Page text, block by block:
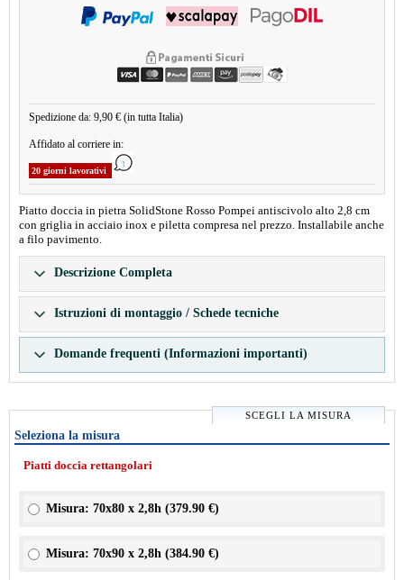
Spedizione da: 9,90 € (in tutta Italia)
Affidato al corriere in:
20 giorni lavorativi
Piatto doccia in pietra SolidStone Rosso Pompei antiscivolo alto 2,8 cm
con griglia in acciaio inox e piletta compresa nel prezzo. Installabile anche
a filo pavimento.
Descrizione Completa
Istruzioni di montaggio / Schede tecniche
Domande frequenti (Informazioni importanti)
SCEGLI LA MISURA
Seleziona la misura
Piatti doccia rettangolari
Misura: 70x80 x 2,8h (379.90 €)
Misura: 70x90 x 2,8h (384.90 €)